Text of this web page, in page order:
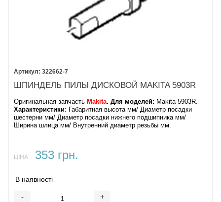
322662-7
ШПИНДЕЛЬ ПИЛЫ ДИСКОВОЙ MAKITA 5903R
Оригинальная запчасть Makita. Для моделей: Makita 5903R.
Характеристики: Габаритная высота мм/ Диаметр посадки
шестерни мм/ Диаметр посадки нижнего подшипника мм/
Ширина шлица мм/ Внутренний диаметр резьбы мм.
ЦІНА: 353 грн.
В наявності
- +